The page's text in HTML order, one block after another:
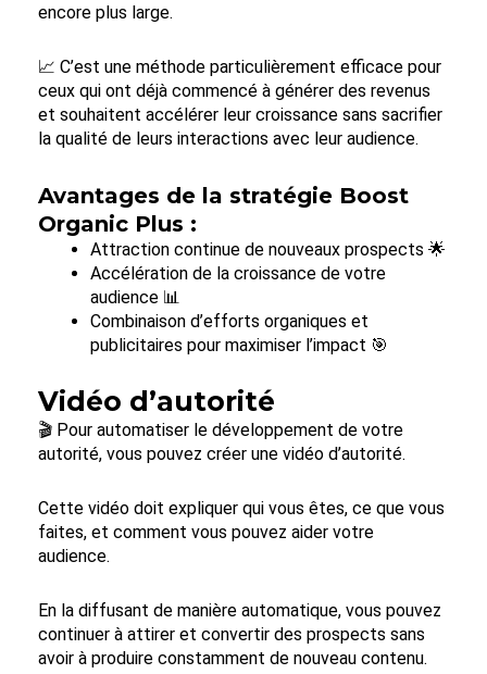
encore plus large.
📈 C’est une méthode particulièrement efficace pour
ceux qui ont déjà commencé à générer des revenus
et souhaitent accélérer leur croissance sans sacrifier
la qualité de leurs interactions avec leur audience.
Avantages de la stratégie Boost
Organic Plus :
Attraction continue de nouveaux prospects 🌟
Accélération de la croissance de votre
audience 📊
Combinaison d’efforts organiques et
publicitaires pour maximiser l’impact 🎯
Vidéo d’autorité
🎬 Pour automatiser le développement de votre
autorité, vous pouvez créer une vidéo d’autorité.
Cette vidéo doit expliquer qui vous êtes, ce que vous
faites, et comment vous pouvez aider votre
audience.
En la diffusant de manière automatique, vous pouvez
continuer à attirer et convertir des prospects sans
avoir à produire constamment de nouveau contenu.